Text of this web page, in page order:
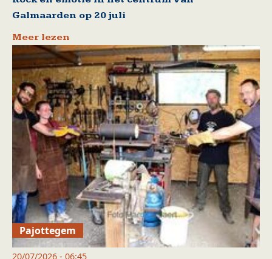
Galmaarden op 20 juli
Meer lezen
Pajottegem
20/07/2026 - 06:45